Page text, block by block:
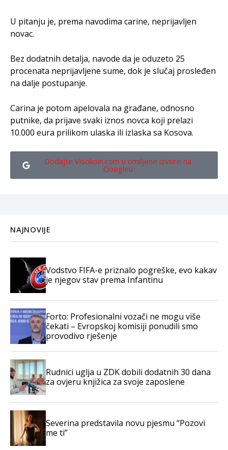
U pitanju je, prema navodima carine, neprijavljen
novac.
Bez dodatnih detalja, navode da je oduzeto 25
procenata neprijavljene sume, dok je slučaj prosleđen
na dalje postupanje.
Carina je potom apelovala na građane, odnosno
putnike, da prijave svaki iznos novca koji prelazi
10.000 eura prilikom ulaska ili izlaska sa Kosova.
Dodajte Visokoin.com u omiljene izvore na
Googleu
NAJNOVIJE
Vodstvo FIFA-e priznalo pogreške, evo kakav
je njegov stav prema Infantinu
Forto: Profesionalni vozači ne mogu više
čekati – Evropskoj komisiji ponudili smo
provodivo rješenje
Rudnici uglja u ZDK dobili dodatnih 30 dana
za ovjeru knjižica za svoje zaposlene
Severina predstavila novu pjesmu “Pozovi
me ti”